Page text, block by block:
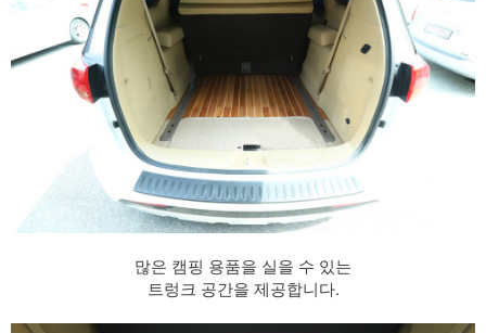
많은 캠핑 용품을 실을 수 있는
트렁크 공간을 제공합니다.